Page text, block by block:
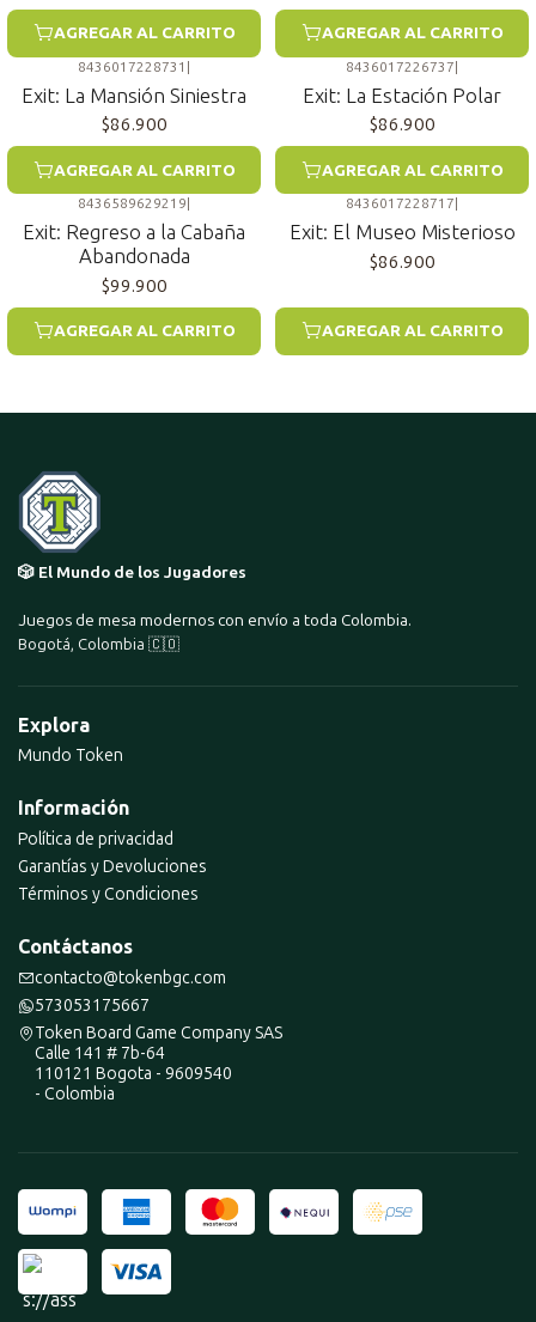
AGREGAR AL CARRITO AGREGAR AL CARRITO
8436017228731 |
Exit: La Mansión Siniestra
$86.900
AGREGAR AL CARRITO
8436017226737|
Exit: La Estación Polar
$86.900
AGREGAR AL CARRITO
8436589629219
Exit: Regreso a la Cabaña
Abandonada
$99.900
AGREGAR AL CARRITO
8436017228717
Exit: El Museo Misterioso
$86.900
AGREGAR AL CARRITO
🎲 El Mundo de los Jugadores
Juegos de mesa modernos con envío a toda Colombia.
Bogotá, Colombia 🇨🇴
Explora
Mundo Token
Información
Política de privacidad
Garantías y Devoluciones
Términos y Condiciones
Contáctanos
contacto@tokenbgc.com
573053175667
Token Board Game Company SAS
Calle 141 # 7b-64
110121 Bogota - 9609540
- Colombia